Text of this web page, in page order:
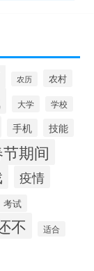
农历 农村
大学 学校
手机 技能
期间
疫情
考试
不 适合